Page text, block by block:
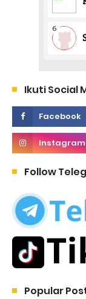
Ikuti Social
Follow
Popular